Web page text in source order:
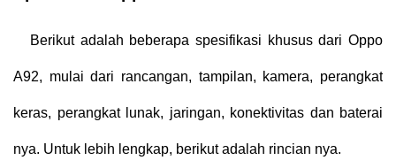
Berikut adalah beberapa spesifikasi khusus dari Oppo
A92, mulai dari rancangan, tampilan, kamera, perangkat
keras, perangkat lunak, jaringan, konektivitas dan baterai
nya. Untuk lebih lengkap, berikut adalah rincian nya.